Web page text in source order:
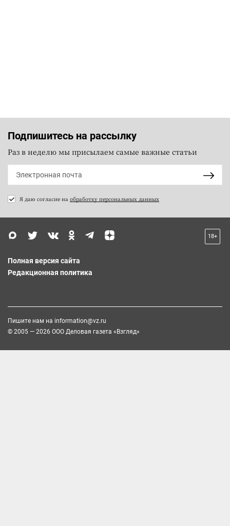
Подпишитесь на рассылку
Раз в неделю мы присылаем самые важные статьи
Я даю согласие на обработку персональных данных
18+
Полная версия сайта
Редакционная политика
Пишите нам на information@vz.ru
© 2005 — 2026 ООО Деловая газета «Взгляд»